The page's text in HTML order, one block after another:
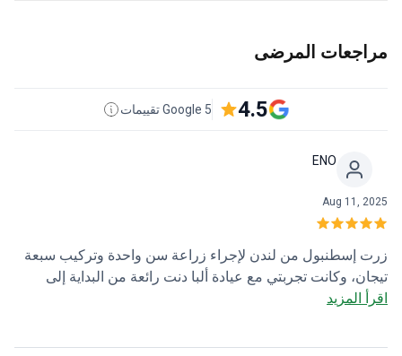
مراجعات المرضى
4.5 5 Google تقييمات
ENO
Aug 11, 2025
زرت إسطنبول من لندن لإجراء زراعة سن واحدة وتركيب سبعة
تيجان، وكانت تجربتي مع عيادة ألبا دنت رائعة من البداية إلى
النهاية. منذ لحظة وصولي، اعتنوا بي بشكل كبير، حيث استقبلوني
اقرأ المزيد